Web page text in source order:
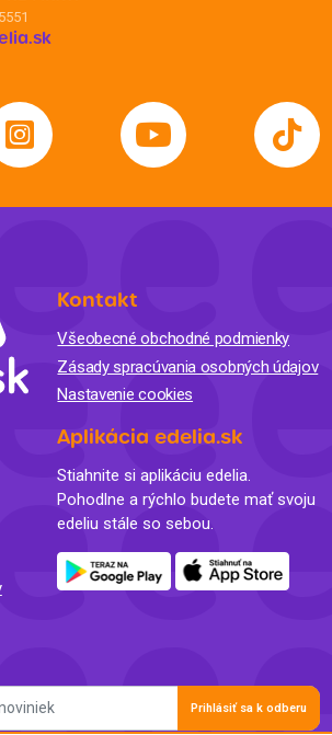
Kontakt
Všeobecné obchodné podmienky
Zásady spracúvania osobných údajov
Nastavenie cookies
Aplikácia edelia.sk
Stiahnite si aplikáciu edelia.
Pohodlne a rýchlo budete mať svoju
edeliu stále so sebou.
Prihlásiť sa k odberu